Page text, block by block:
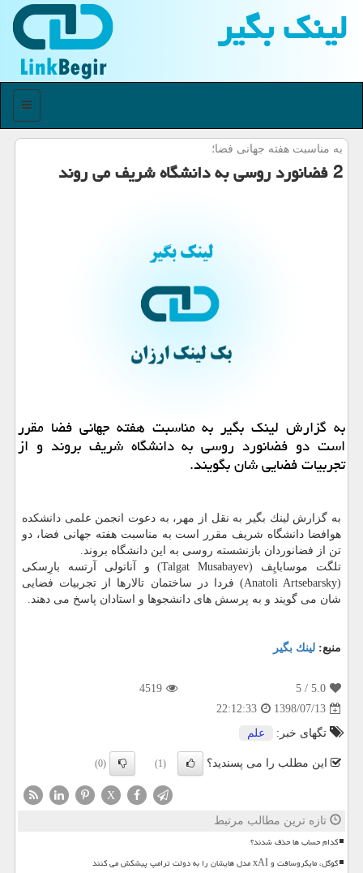
لینك بگیر
منو
به مناسبت هفته جهانی فضا؛
2 فضانورد روسی به دانشگاه شریف می روند
به گزارش لینك بگیر به مناسبت هفته جهانی فضا مقرر
است دو فضانورد روسی به دانشگاه شریف بروند و از
تجربیات فضایی شان بگویند.
به گزارش لینك بگیر به نقل از مهر، به دعوت انجمن علمی دانشكده
هوافضا دانشگاه شریف مقرر است به مناسبت هفته جهانی فضا، دو
تن از فضانوردان بازنشسته روسی به این دانشگاه بروند.
تلگت موسابایِف (Talgat Musabayev) و آناتولی آرتسه بارِسكی
(Anatoli Artsebarsky) فردا در ساختمان تالارها از تجربیات فضایی
شان می گویند و به پرسش های دانشجوها و استادان پاسخ می دهند.
منبع: لینك بگیر
5.0
/ 5
4519
1398/07/13
22:12:33
تگهای خبر:
علم
این مطلب را می پسندید؟ (1)
(0)
X
تازه ترین مطالب مرتبط
کدام حساب ها حذف شدند؟
گوگل، مایکروسافت و xAI مدل هایشان را به دولت ترامپ پیشکش می کنند